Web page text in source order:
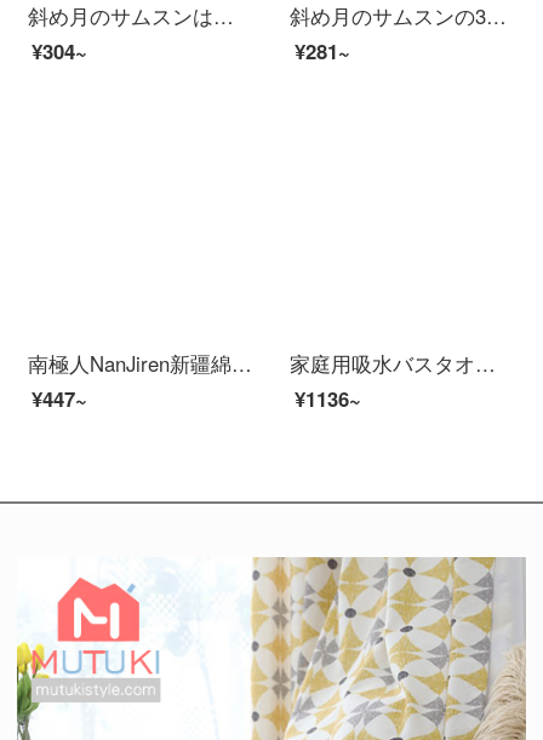
斜め月のサムスンは色の5本を混ぜて、夏季の冷たいマジックタオルを詰めて旅行します。
¥304~
斜め月のサムスンの3条はネットの花のタオルを詰めます。
¥281~
南極人NanJiren新疆綿大バスタオル+タオル2枚に綿を入れて柔らかく吸水します。男女バスタオルを厚くして、タオルタオルのフェイスタオルを組み合わせて70*140 cmを入れます。
¥447~
家庭用吸水バスタオル男女タオル全綿3点セット速乾毛包2582-茶褐色バスタオル*1枚+タオル*2枚セット
¥1136~